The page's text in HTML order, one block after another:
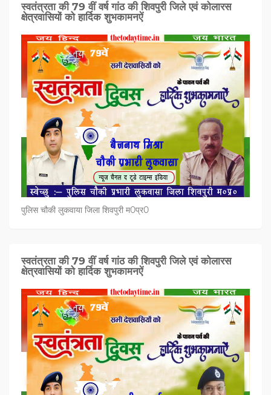
स्वतंत्रता की 79 वीं वर्ष गांठ की शिवपुरी जिले एवं कोलारस
क्षेत्रवासियों को हार्दिक शुभकामनऐं
पुलिस चौकी लुकवाया जिला शिवपुरी म0प्र0
स्वतंत्रता की 79 वीं वर्ष गांठ की शिवपुरी जिले एवं कोलारस
क्षेत्रवासियों को हार्दिक शुभकामनऐं